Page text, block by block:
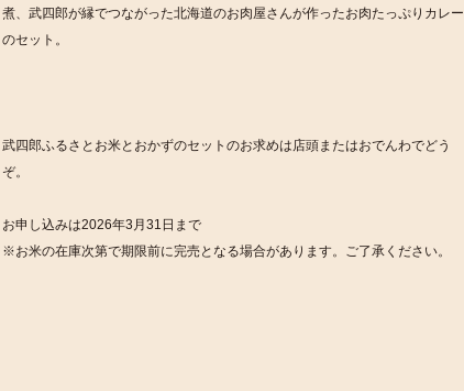
煮、武四郎が縁でつながった北海道のお肉屋さんが作ったお肉たっぷりカレー
のセット。
武四郎ふるさとお米とおかずのセットのお求めは店頭またはおでんわでどう
ぞ。
お申し込みは2026年3月31日まで
※お米の在庫次第で期限前に完売となる場合があります。ご了承ください。